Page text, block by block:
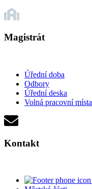
Magistrát
Úřední doba
Odbory
Úřední deska
Volná pracovní místa
Kontakt